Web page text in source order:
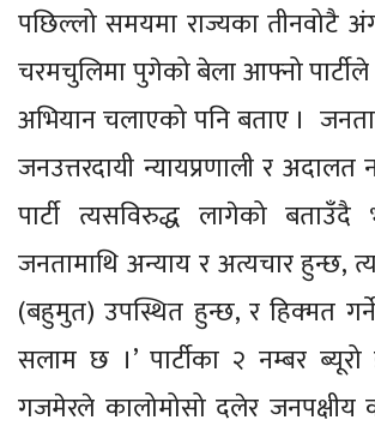
पछिल्लो समयमा राज्यका तीनवोटै
चरमचुलिमा पुगेको बेला आफ्नो
अभियान चलाएको पनि बताए ।
जनउत्तरदायी न्यायप्रणाली र
पार्टी त्यसविरुद्ध लागेको बताउँदै
जनतामाथि अन्याय र अत्यचार हुन्छ,
(बहुमुत) उपस्थित हुन्छ, र हिक्मत
सलाम छ ।’ पार्टीका २ नम्बर ब्यूरो
गजमेरले कालोमोसो दलेर जनपक्षीय